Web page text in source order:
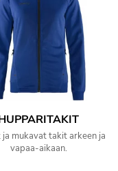
ja mukavat takit arkeen ja
vapaa-aikaan.